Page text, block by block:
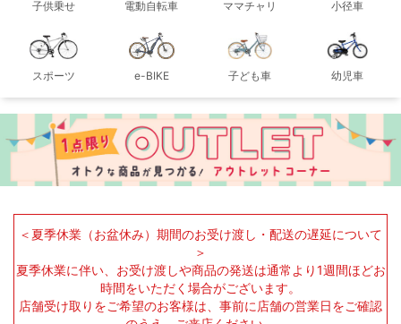
子供乗せ 電動自転車 ママチャリ 小径車
スポーツ e-BIKE 子ども車 幼児車
＜夏季休業（お盆休み）期間のお受け渡し・配送の遅延について
＞
夏季休業に伴い、お受け渡しや商品の発送は通常より1週間ほどお
時間をいただく場合がございます。
店舗受け取りをご希望のお客様は、事前に店舗の営業日をご確認